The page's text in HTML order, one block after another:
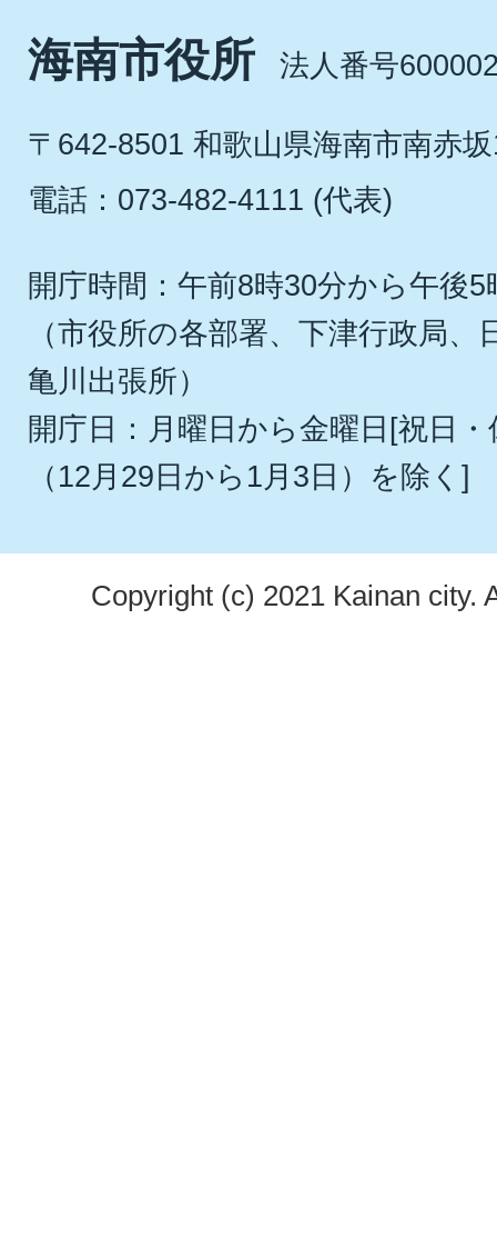
海南市役所 法人番号
〒642-8501 和歌山県海南市南赤
電話：073-482-4111 (代表)
開庁時間：午前8時30分から午後5
（市役所の各部署、下津行政局
亀川出張所）
開庁日：月曜日から金曜日[祝日
（12月29日から1月3日）を除く]
Copyright (c) 2021 Kainan city.